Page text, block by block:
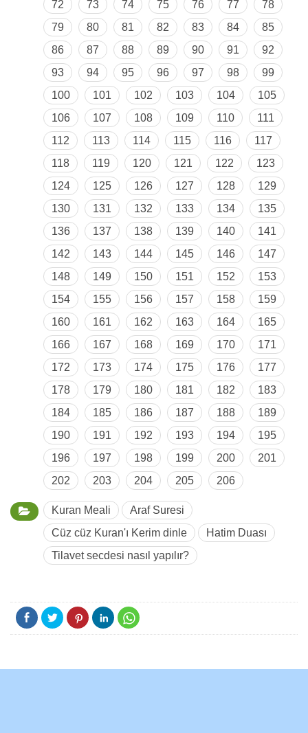
72
73 74 75 76 77
78
79
80 81 82 83 84
85
86
87 88 89 90 91
92
93
94 95 96 97 98
99
100
101 102 103 104
105
106
107 108 109 110
111
112
113 114 115 116
117
118
119 120 121 122
123
124
125 126 127 128
129
130
131 132 133 134
135
136
137 138 139 140
141
142
143 144 145 146
147
148
149 150 151 152
153
154
155 156 157 158
159
160
161 162 163 164
165
166
167 168 169 170
171
172
173 174 175 176
177
178
179 180 181 182
183
184
185 186 187 188
189
190
191 192 193 194
195
196
197 198 199 200
201
202
203 204 205 206
Kuran Meali
Araf Suresi
Cüz cüz Kuran'ı Kerim dinle
Hatim Duası
Tilavet secdesi nasıl yapılır?